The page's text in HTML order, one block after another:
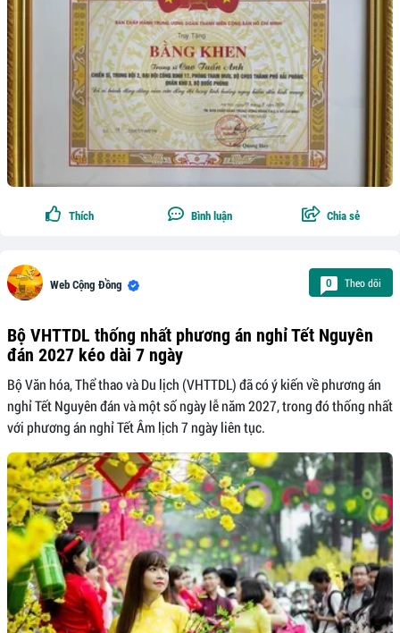
Thích Bình luận Chia sẻ
Web Cộng Đồng 0 Theo dõi
Bộ VHTTDL thống nhất phương án nghỉ Tết Nguyên
đán 2027 kéo dài 7 ngày
Bộ Văn hóa, Thể thao và Du lịch (VHTTDL) đã có ý kiến về phương án
nghỉ Tết Nguyên đán và một số ngày lễ năm 2027, trong đó thống nhất
với phương án nghỉ Tết Âm lịch 7 ngày liên tục.